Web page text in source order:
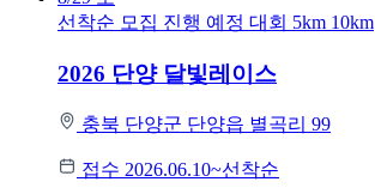
선착순 모집 진행 예정 대회 5km 10km
2026 단양 달빛레이스
충북 단양군 단양읍 별곡리 99
접수 2026.06.10~선착순